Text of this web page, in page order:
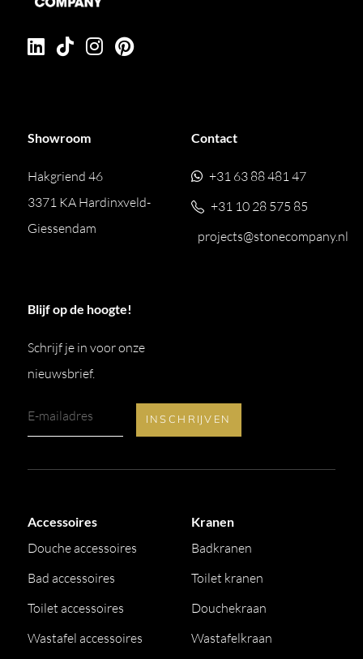
Showroom
Hakgriend 46
3371 KA Hardinxveld-
Giessendam
Contact
+31 63 88 481 47
+31 10 28 575 85
projects@stonecompany.nl
Blijf op de hoogte!
Schrijf je in voor onze
nieuwsbrief.
Accessoires
Douche accessoires
Bad accessoires
Toilet accessoires
Wastafel accessoires
Kranen
Badkranen
Toilet kranen
Douchekraan
Wastafelkraan